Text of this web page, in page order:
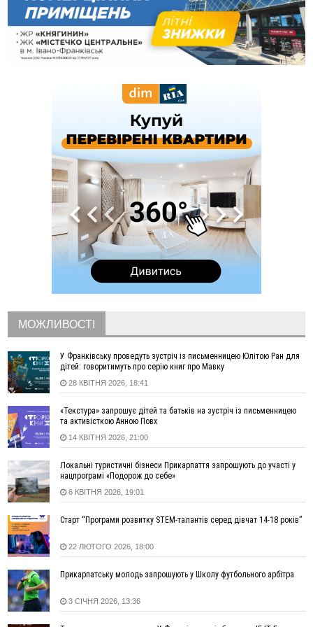
12:57
У Франківську зафіксували найбільшу спеку за всю історію
спостережень
12:24
Лікування наркоманії Київ: чому важливо розпочати
терапію якомога раніше
тисяч гривень у валюті, засудили до 5 років
Податкова передасть в Міноборони для "Оберегу" дані про
чоловіків 18–60 років
Водійка, яку на Сухомлинського побив інший керманич,
відмовилася від обвинувачення — справу закрили
У Франківську, Коломиї, Долині та Яремче 6 серпня
зафіксували рекордну спеку
Змушував надсилати інтимні фото: на Прикарпатті
затримали підозрюваного у розбещенні малолітньої
АМКУ розпочав справу проти Гвіздецької селищної ради
через різні ставки земельного податку
Синоптики попереджають про значний дощ на Прикарпатті
до кінця п'ятниці
Нафтогазову площу на межі Прикарпаття та Львівщини
повторно виставили на аукціон за 830 млн
06 Серпня
18:46 ФОТО У Польщі невідомі скоїли наругу над могилою УПА
17:45
Сили оборони уразила Ярославський НПЗ та кораблі
берегової охорони фсб у Керчі
далеко за межами Коломиї
16:42
Поблизу Франківська п'яний на Chevrolet втікав від поліції
16:27
На Прикарпатті триває декларування вогнепальної зброї:
уже зареєстровано 282 одиниці
15:58
Понад 9 тис. прикарпатських вступників отримали
рекомендації до зарахування на бакалаврат у ВНЗ
15:28
Кілька вулиць у Долині тимчасово залишаться без газу
15:02
14:35
Не знає англійську на достатньому рівні. Франківець Лев
кримінального суду
14:14
У Ворохті проведуть Кубок ФЛСУ зі стрибків на лижах,
пам'яті оборонця Богдана Бухонка
МОЖЛИВОСТІ
У Франківську проведуть зустріч із письменницею Юлітою Ран для
дітей: говоритимуть про серію книг про Мавку
28 КВІТНЯ 2026, 18:41
«Текстура» запрошує дітей та батьків на зустріч із письменницею
та активісткою Анною Повх
14 КВІТНЯ 2026, 21:00
Локальні туристичні бізнеси Прикарпаття запрошують до участі у
нацпрограмі «Подорож до себе»
6 КВІТНЯ 2026, 19:01
Старт “Програми розвитку STEM-талантів серед дівчат 14-18 років”
22 ЛЮТОГО 2026, 18:00
Прикарпатську молодь запрошують у Школу футбольного арбітра
3 СІЧНЯ 2026, 13:36